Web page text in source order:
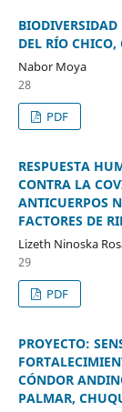
DEL RÍO
Nabor Moya
28
PDF
RESPUESTA
CONTRA LA
ANTICUERPOS
FACTORES DE
Lizeth Ninoska
29
PDF
PROYECTO:
CÓNDOR
PALMAR,